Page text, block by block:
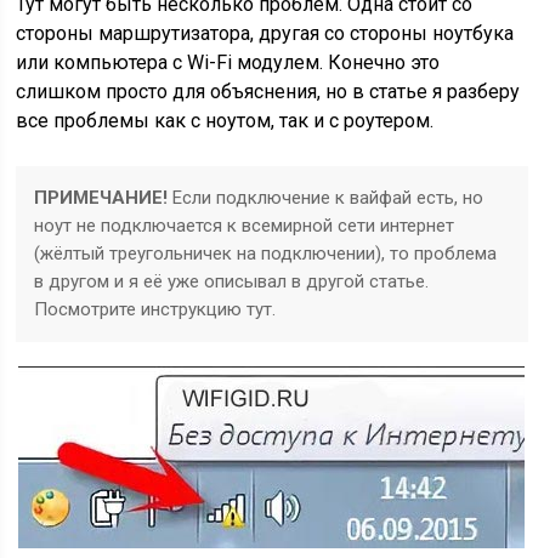
стороны маршрутизатора, другая со стороны ноутбука
или компьютера с Wi-Fi модулем. Конечно это
слишком просто для объяснения, но в статье я разберу
все проблемы как с ноутом, так и с роутером.
ПРИМЕЧАНИЕ! Если подключение к вайфай есть, но
ноут не подключается к всемирной сети интернет
(жёлтый треугольничек на подключении), то проблема
в другом и я её уже описывал в другой статье.
Посмотрите инструкцию тут.